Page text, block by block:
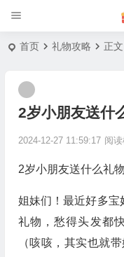
首页 礼物攻略 正文
2岁小朋友送什
2024-12-27 11:59:17 阅
2岁小朋友送什么礼
姐妹们！最近好多
礼物，愁得头发都
（咳咳，其实也就